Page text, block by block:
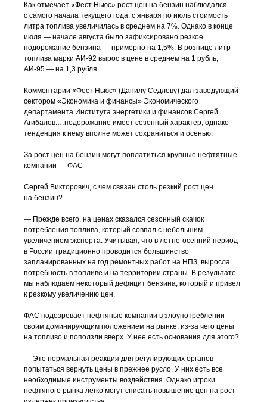
Как отмечает «Фест Ньюс» рост цен на бензин наблюдался
с самого начала текущего года: с января по июль стоимость
литра топлива увеличилась в среднем на 7%. Однако в конце
июля — начале августа было зафиксировано резкое
подорожание бензина — примерно на 1,5%. В рознице литр
топлива марки АИ-92 вырос в цене в среднем на 1 рубль,
АИ-95 — на 1,3 рубля.
Комментарии «Фест Ньюс» (Данилу Седлову) дал заведующий
сектором «Экономика и финансы» Экономического
департамента Института энергетики и финансов Сергей
Агибалов:…подорожание имеет сезонный характер, однако
тенденция к нему вполне может сохраниться и осенью.
За рост цен на бензин могут поплатиться крупные нефтятные
компании — ФАС
Сергей Викторович, с чем связан столь резкий рост цен
на бензин?
— Прежде всего, на ценах сказался сезонный скачок
потребления топлива, который совпал с небольшим
увеличением экспорта. Учитывая, что в летне-осенний период
в России традиционно проводится большинство
запланированных на год ремонтных работ на НПЗ, выросла
потребность в топливе и на территории страны. В результате
мы наблюдаем некоторый дефицит бензина, который и привел
к резкому увеличению цен.
ФАС подозревает нефтяные компании в злоупотреблении
своим доминирующим положением на рынке, из-за чего цены
на топливо и поползли вверх. У нее есть основания для этого?
— Это нормальная реакция для регулирующих органов —
попытаться вернуть цены в прежнее русло. У них есть все
необходимые инструменты воздействия. Однако игроки
нефтяного рынка легко могут списать повышение цен на рост